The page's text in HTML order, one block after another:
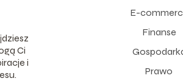
Ci
i
E-
Finanse
Prawo